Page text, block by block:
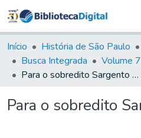
&
Tudo
Início História de São Paulo
Busca Integrada
Para o sobredito Sargento Mór.
Para o sobredito